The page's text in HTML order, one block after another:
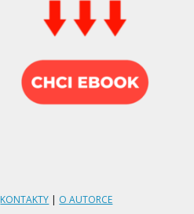
KONTAKTY | O AUTORCE